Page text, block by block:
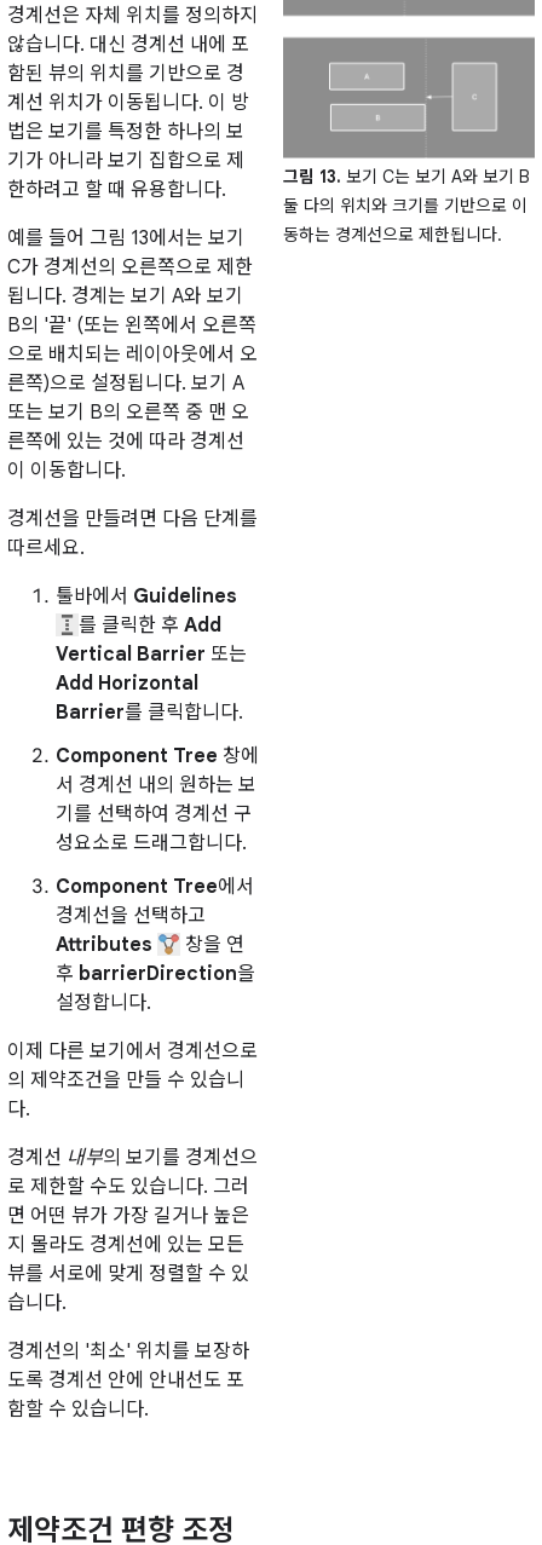
경계선은 자체 위치를 정의하지
않습니다. 대신 경계선 내에 포
함된 뷰의 위치를 기반으로 경
계선 위치가 이동됩니다. 이 방
법은 보기를 특정한 하나의 보
기가 아니라 보기 집합으로 제
한하려고 할 때 유용합니다.
예를 들어 그림 13에서는 보기
C가 경계선의 오른쪽으로 제한
됩니다. 경계는 보기 A와 보기
B의 '끝' (또는 왼쪽에서 오른쪽
으로 배치되는 레이아웃에서 오
른쪽)으로 설정됩니다. 보기 A
또는 보기 B의 오른쪽 중 맨 오
른쪽에 있는 것에 따라 경계선
이 이동합니다.
경계선을 만들려면 다음 단계를
따르세요.
툴바에서 Guidelines
를 클릭한 후Add
Vertical Barrier 또는
Add Horizontal
Barrier를 클릭합니다.
Component Tree 창에
서 경계선 내의 원하는 보
기를 선택하여 경계선 구
성요소로 드래그합니다.
Component Tree에서
경계선을 선택하고
Attributes
창을 연
후 barrierDirection을
설정합니다.
이제 다른 보기에서 경계선으로
의 제약조건을 만들 수 있습니
다.
경계선 내부의 보기를 경계선으
로 제한할 수도 있습니다. 그러
면 어떤 뷰가 가장 길거나 높은
지 몰라도 경계선에 있는 모든
뷰를 서로에 맞게 정렬할 수 있
습니다.
경계선의 '최소' 위치를 보장하
도록 경계선 안에 안내선도 포
함할 수 있습니다.
그림 13. 보기 C는 보기 A와 보기 B
둘 다의 위치와 크기를 기반으로 이
동하는 경계선으로 제한됩니다.
제약조건 편향 조정